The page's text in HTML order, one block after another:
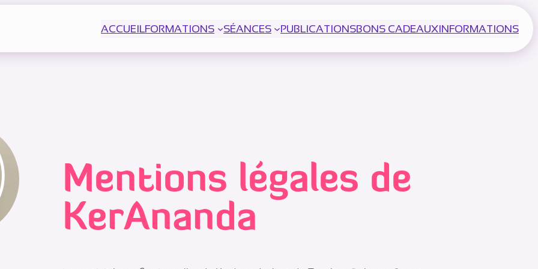
ACCUEILFORMATIONS SÉANCES PUBLICATIONSBONS CADEAUXINFORMATIONS
Mentions légales de
KerAnanda